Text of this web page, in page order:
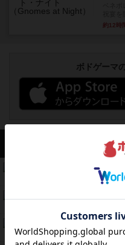
約12時
ボドゲーマ
アク
無限まちがいさがし
2件の投稿
アンダー・ザ・テー
紹介文あり 1件の投稿